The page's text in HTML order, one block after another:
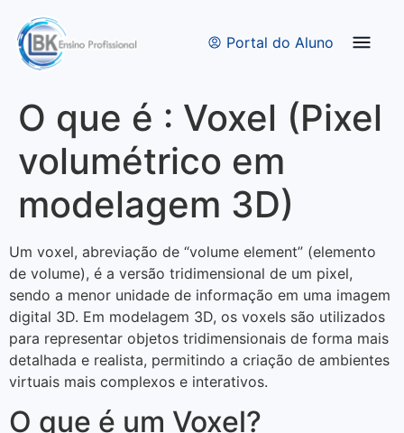
Portal do Aluno
O que é : Voxel (Pixel
volumétrico em
modelagem 3D)
Um voxel, abreviação de “volume element” (elemento
de volume), é a versão tridimensional de um pixel,
sendo a menor unidade de informação em uma imagem
digital 3D. Em modelagem 3D, os voxels são utilizados
para representar objetos tridimensionais de forma mais
detalhada e realista, permitindo a criação de ambientes
virtuais mais complexos e interativos.
O que é um Voxel?